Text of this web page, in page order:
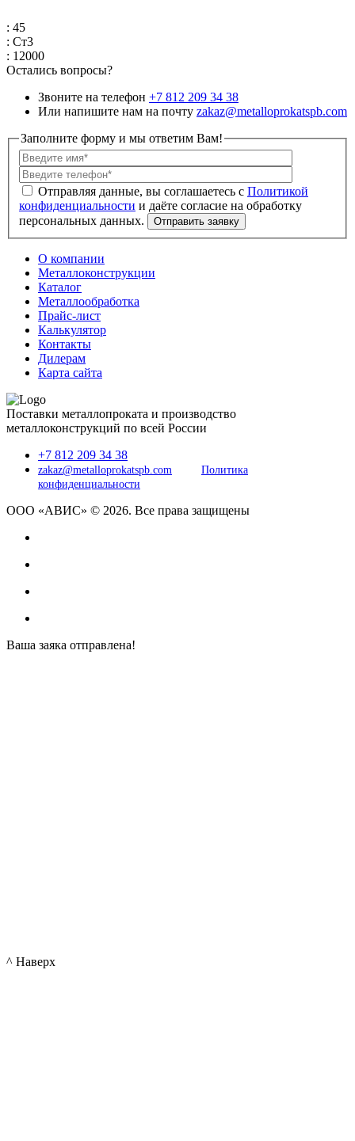
: 45
: Ст3
: 12000
Остались вопросы?
Звоните на телефон +7 812 209 34 38
Или напишите нам на почту zakaz@metalloprokatspb.com
Заполните форму и мы ответим Вам!
Политикой
конфиденциальности
О компании
Металлоконструкции
Каталог
Металлообработка
Прайс-лист
Калькулятор
Контакты
Дилерам
Карта сайта
Поставки металлопроката и производство
металлоконструкций по всей России
+7 812 209 34 38
zakaz@metalloprokatspb.com
Политика
конфиденциальности
ООО «АВИС» © 2026. Все права защищены
Ваша заяка отправлена!
^ Наверх